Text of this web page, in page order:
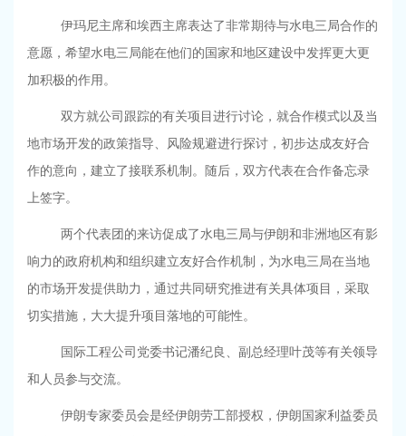
伊玛尼主席和埃西主席表达了非常期待与水电三局合作的
意愿，希望水电三局能在他们的国家和地区建设中发挥更大更
加积极的作用。
双方就公司跟踪的有关项目进行讨论，就合作模式以及当
地市场开发的政策指导、风险规避进行探讨，初步达成友好合
作的意向，建立了接联系机制。随后，双方代表在合作备忘录
上签字。
两个代表团的来访促成了水电三局与伊朗和非洲地区有影
响力的政府机构和组织建立友好合作机制，为水电三局在当地
的市场开发提供助力，通过共同研究推进有关具体项目，采取
切实措施，大大提升项目落地的可能性。
国际工程公司党委书记潘纪良、副总经理叶茂等有关领导
和人员参与交流。
伊朗专家委员会是经伊朗劳工部授权，伊朗国家利益委员